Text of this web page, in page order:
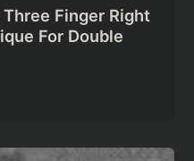
Finger Right
For Double